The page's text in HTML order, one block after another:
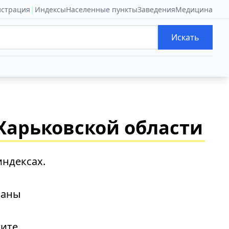
| ИндексыНаселенные пунктыЗаведенияМедицина
Искать
области